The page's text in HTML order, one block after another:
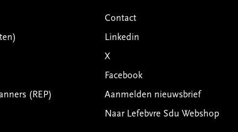
(REP)
Contact
Linkedin
X
Facebook
Aanmelden nieuwsbrief
Naar Lefebvre Sdu Webshop